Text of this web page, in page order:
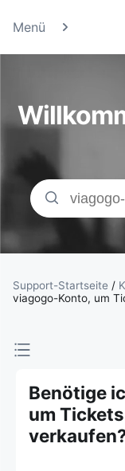
Menü
Support-Startseite /
viagogo-Konto, um
Benötige
um